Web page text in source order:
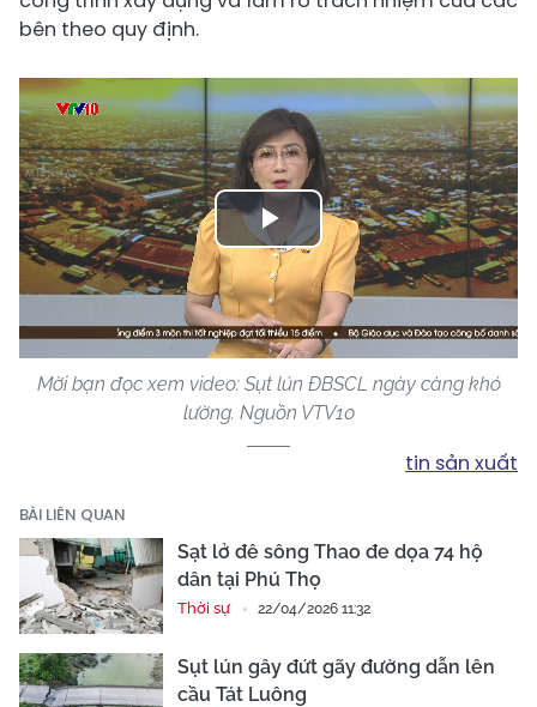
bên theo quy định.
Play
Video
Mời bạn đọc xem video: Sụt lún ĐBSCL ngày càng khó
lường. Nguồn VTV10
tin sản xuất
BÀI LIÊN QUAN
Sạt lở đê sông Thao đe dọa 74 hộ
dân tại Phú Thọ
Thời sự 22/04/2026 11:32
Sụt lún gây đứt gãy đường dẫn lên
cầu Tát Luông